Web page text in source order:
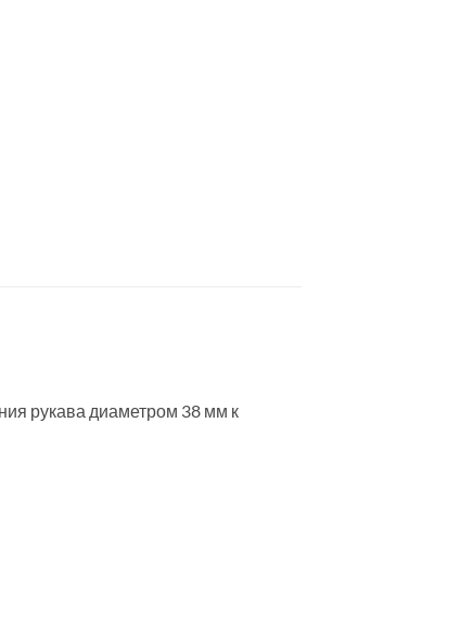
рукава диаметром 38 мм к